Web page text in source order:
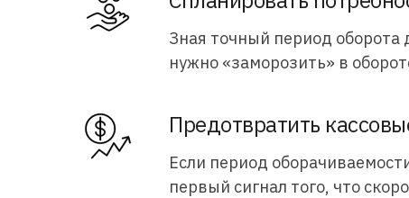
Зная точный период оборота
нужно «заморозить» в
Предотвратить
Если период
первый сигнал того, что